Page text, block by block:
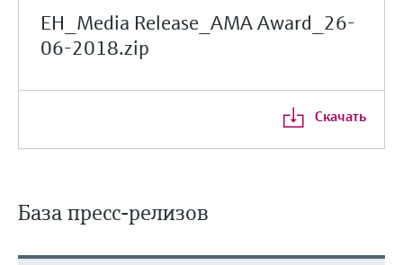
EH_Media Release_AMA Award_26-
06-2018.zip
Скачать
База пресс-релизов